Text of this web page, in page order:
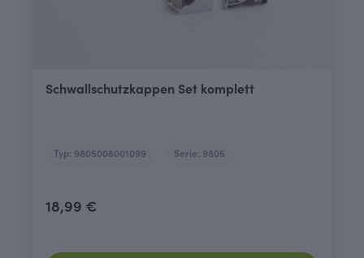
Schwallschutzkappen Set komplett
Typ: 9805008001099 Serie: 9805
18,99 €